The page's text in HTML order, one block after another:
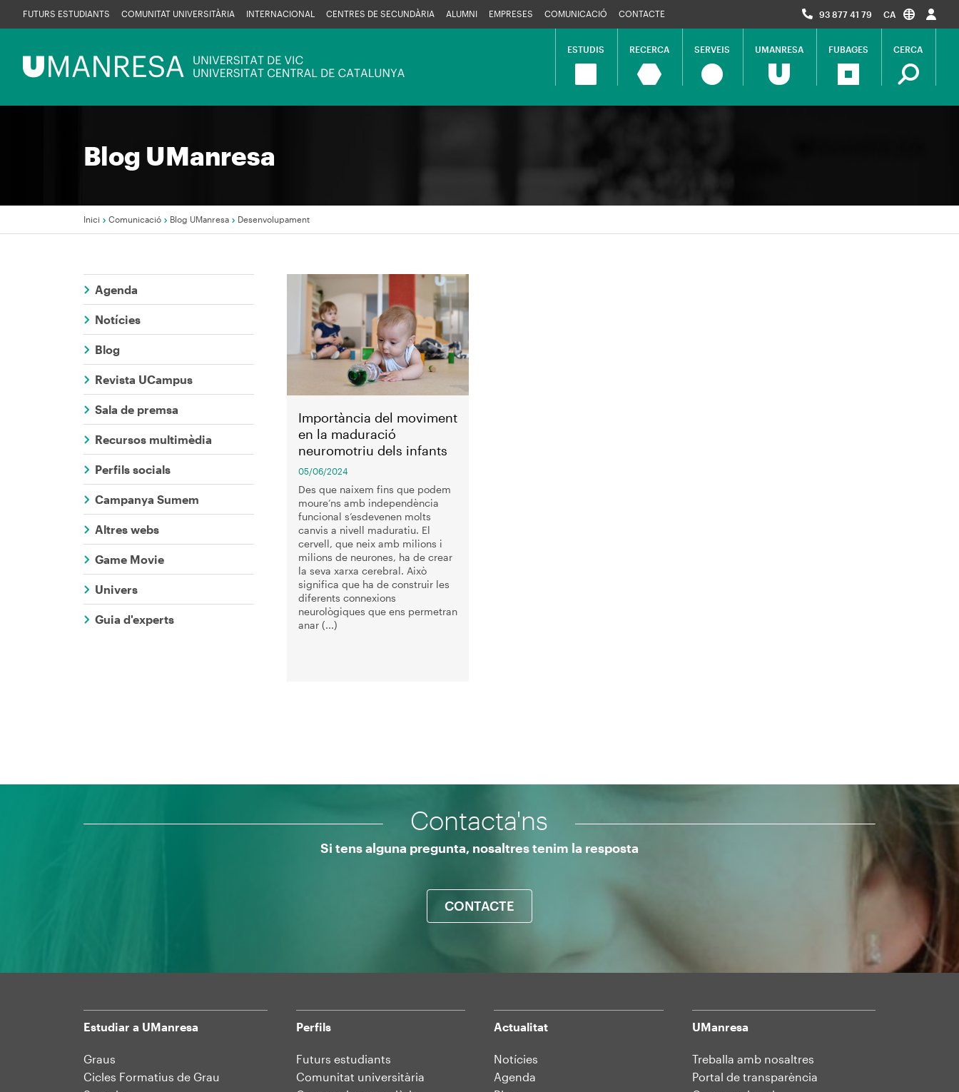
al
Menú
UManresa
FUTURS ESTUDIANTS COMUNITAT UNIVERSITÀRIA INTERNACIONAL CENTRES DE SECUNDÀRIA ALUMNI EMPRESES COMUNICACIÓ CONTACTE 93 877 41 79 CA
Navegació
ESTUDIS RECERCA SERVEIS UMANRESA FUBAGES CERCA
Blog UManresa
d'Ariadna
Inici Comunicació Blog UManresa Desenvolupament
Comunicació
Agenda
Notícies
Blog
Revista UCampus
Sala de premsa
Recursos multimèdia
Perfils socials
Campanya Sumem
Altres webs
Game Movie
Univers
Guia d'experts
Imagen
Importància del moviment
en la maduració
neuromotriu dels infants
05/06/2024
Des que naixem fins que podem
moure’ns amb independència
funcional s’esdevenen molts
canvis a nivell maduratiu. El
cervell, que neix amb milions i
milions de neurones, ha de crear
la seva xarxa cerebral. Això
significa que ha de construir les
diferents connexions
neurològiques que ens permetran
anar (...)
Contacta'ns
Si tens alguna pregunta, nosaltres tenim la resposta
CONTACTE
Mapa
Estudiar a UManresa
Graus
Cicles Formatius de Grau
Perfils
Futurs estudiants
Comunitat universitària
Actualitat
Notícies
Agenda
UManresa
Treballa amb nosaltres
Portal de transparència